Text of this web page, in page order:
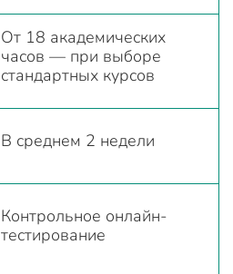
От 18 академических
часов — при выборе
стандартных курсов
В среднем 2 недели
Контрольное онлайн-
тестирование